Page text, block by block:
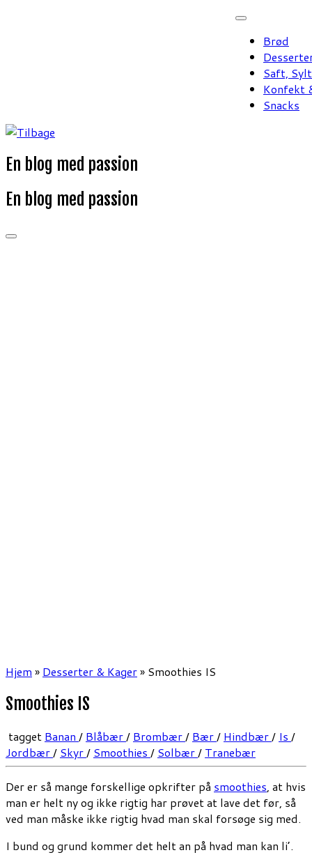
Brød
Saft,
Konfekt
Snacks
En blog med passion
En blog med passion
Hjem » Desserter & Kager» Smoothies IS
Smoothies IS
tagget Banan / Blåbær / Brombær / Bær / Hindbær / Is /
Jordbær / Skyr / Smoothies / Solbær / Tranebær
Der er så mange forskellige opkrifter på smoothies , at hvis
man er helt ny og ikke rigtig har prøvet at lave det før, så
ved man måske ikke rigtig hvad man skal forsøge sig med.
I bund og grund kommer det helt an på hvad man kan li’.